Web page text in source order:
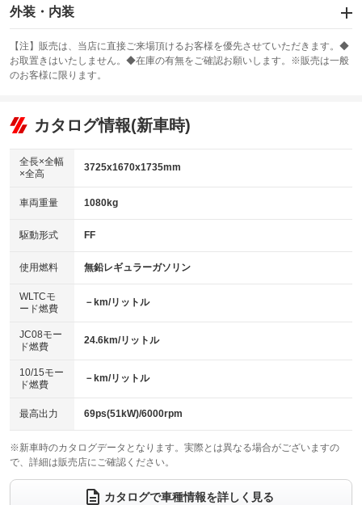
エアバッグ：運転席/助手席
：装備あり
：装備あり
サンルーフ
：装備なし ABS
リフトアップ
：装備なし
：装備なし
パワーウィンドウ
アイドリングストップ
：装備あり
USB入力端子
：装備なし
100V電源
：装備なし
センターデフロック
：装備なし
電動格納ミラー
：装備なし
外装・内装
カーナビ
：装備なし
TV：フルセグ
：装備あり
ビジュアル
：装備なし
：装備あり
革シート
キーレス
HID(キセノンライト)
：装備なし
バックカメラ
：装備あり
エアロ
：装備なし
：装備なし
パワーシート
ベンチシート
：装備なし
チップアップシート
：装備なし
：装備なし ：装備なし
ウォークスルー
：装備あり
電動リアゲート フロントカメラ
：装備なし
【注】販売は、当店に直接ご来場頂けるお客様を優先させていただきます。◆
お取置きはいたしません。◆在庫の有無をご確認お願いします。※販売は一般
のお客様に限ります。
カタログ情報(新車時)
全長×全幅
×全高
3725x1670x1735mm
車両重量 1080kg
駆動形式 FF
使用燃料 無鉛レギュラーガソリン
WLTCモ
ード燃費
－km/リットル
JC08モー
ド燃費
24.6km/リットル
10/15モー
ド燃費
－km/リットル
最高出力 69ps(51kW)/6000rpm
※新車時のカタログデータとなります。実際とは異なる場合がございますの
で、詳細は販売店にご確認ください。
カタログで車種情報を詳しく見る